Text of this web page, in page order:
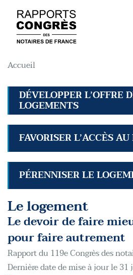
Fil d'Ariane
Accueil
DÉVELOPPER L’OFFRE
LOGEMENTS
FAVORISER L’ACCÈS
PÉRENNISER LE
Le logement
Le devoir de faire
pour faire autrement
Rapport du 119e Congrès des
Dernière date de mise à jour le